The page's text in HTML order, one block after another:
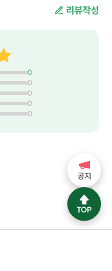
리뷰작성
0
0
0
0
0
공지